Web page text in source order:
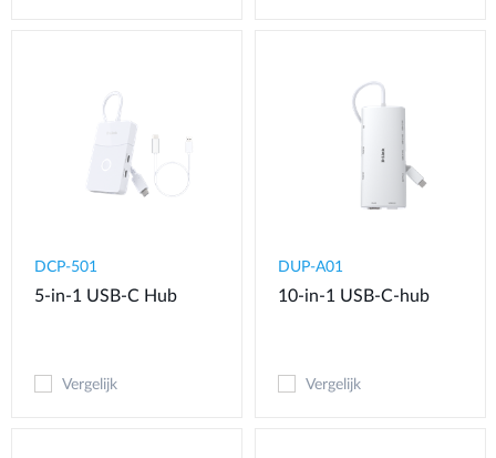
DCP-501
5-in-1 USB-C Hub
Vergelijk
DUP-A01
10-in-1 USB-C-hub
Vergelijk